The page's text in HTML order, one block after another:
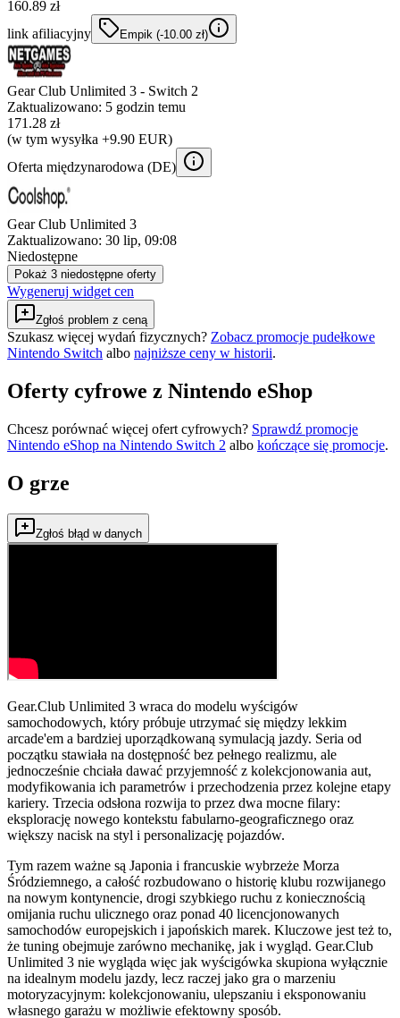
160.89 zł
link afiliacyjny
Empik (-10.00 zł)
Gear Club Unlimited 3 - Switch 2
Zaktualizowano: 5 godzin temu
171.28 zł
(w tym wysyłka +9.90 EUR)
Oferta międzynarodowa (DE)
Gear Club Unlimited 3
Zaktualizowano: 30 lip, 09:08
Niedostępne
Pokaż 3 niedostępne oferty
Wygeneruj widget cen
Zgłoś problem z ceną
Szukasz więcej wydań fizycznych? Zobacz promocje pudełkowe
Nintendo Switch albo najniższe ceny w historii.
Oferty cyfrowe z Nintendo eShop
Chcesz porównać więcej ofert cyfrowych? Sprawdź promocje
Nintendo eShop na Nintendo Switch 2 albo kończące się promocje.
O grze
Zgłoś błąd w danych
Gear.Club Unlimited 3 wraca do modelu wyścigów
samochodowych, który próbuje utrzymać się między lekkim
arcade'em a bardziej uporządkowaną symulacją jazdy. Seria od
początku stawiała na dostępność bez pełnego realizmu, ale
jednocześnie chciała dawać przyjemność z kolekcjonowania aut,
modyfikowania ich parametrów i przechodzenia przez kolejne etapy
kariery. Trzecia odsłona rozwija to przez dwa mocne filary:
eksplorację nowego kontekstu fabularno-geograficznego oraz
większy nacisk na styl i personalizację pojazdów.
Tym razem ważne są Japonia i francuskie wybrzeże Morza
Śródziemnego, a całość rozbudowano o historię klubu rozwijanego
na nowym kontynencie, drogi szybkiego ruchu z koniecznością
omijania ruchu ulicznego oraz ponad 40 licencjonowanych
samochodów europejskich i japońskich marek. Kluczowe jest też to,
że tuning obejmuje zarówno mechanikę, jak i wygląd. Gear.Club
Unlimited 3 nie wygląda więc jak wyścigówka skupiona wyłącznie
na idealnym modelu jazdy, lecz raczej jako gra o marzeniu
motoryzacyjnym: kolekcjonowaniu, ulepszaniu i eksponowaniu
własnego garażu w możliwie efektowny sposób.